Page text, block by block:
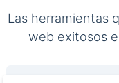
Las herramientas
web exitosos